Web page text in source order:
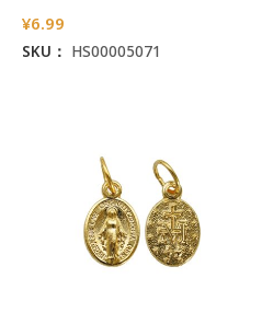
¥6.99
SKU： HS00005071